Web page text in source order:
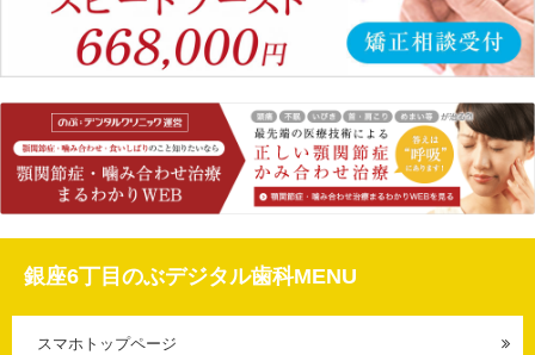
銀座6丁目のぶデジタル歯科MENU
スマホトップページ